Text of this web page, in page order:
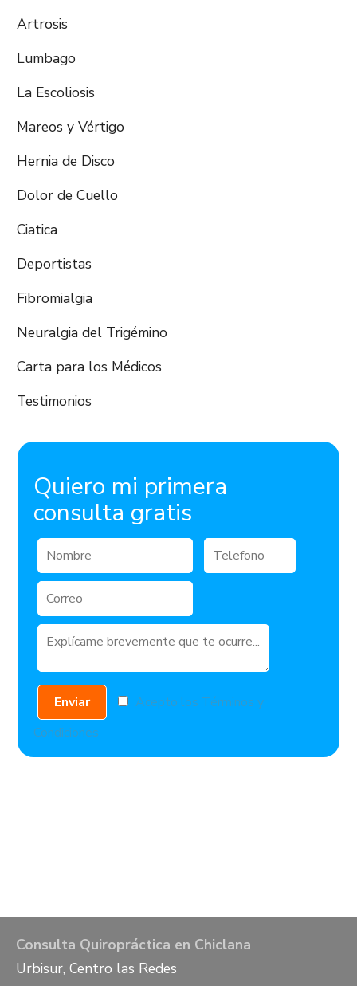
Artrosis
Lumbago
La Escoliosis
Mareos y Vértigo
Hernia de Disco
Dolor de Cuello
Ciatica
Deportistas
Fibromialgia
Neuralgia del Trigémino
Carta para los Médicos
Testimonios
Quiero mi primera
consulta gratis
Nombre
Teléfono
Correo
electrónico
Acepto los Términos y
Condiciones
Consulta Quiropráctica en Chiclana
Urbisur, Centro las Redes